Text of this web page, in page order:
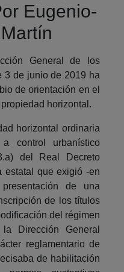
Eugenio-
General de los
3 de junio de 2019 ha
de orientación en el
horizontal.
horizontal ordinaria
control urbanístico
del Real Decreto
estatal que exigió -en
de una
de los títulos
del régimen
Dirección General
reglamentario de
de habilitación